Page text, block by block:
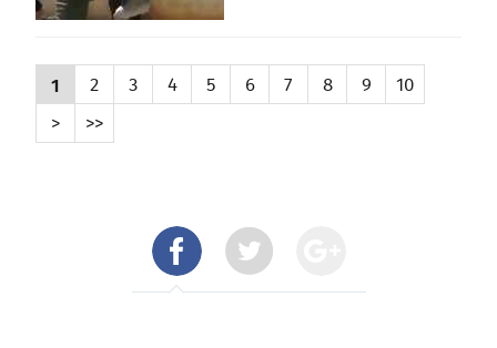
1 2 3 4 5 6 7 8 9
10
>
>>